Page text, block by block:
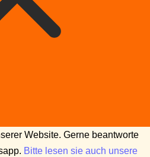
Website. Gerne beantworte
Bitte lesen sie auch unsere